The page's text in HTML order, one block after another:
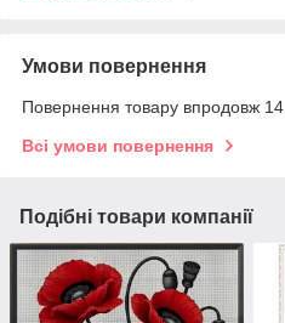
Умови повернення
Повернення товару впродовж 14
Всі умови повернення
Подібні товари компанії